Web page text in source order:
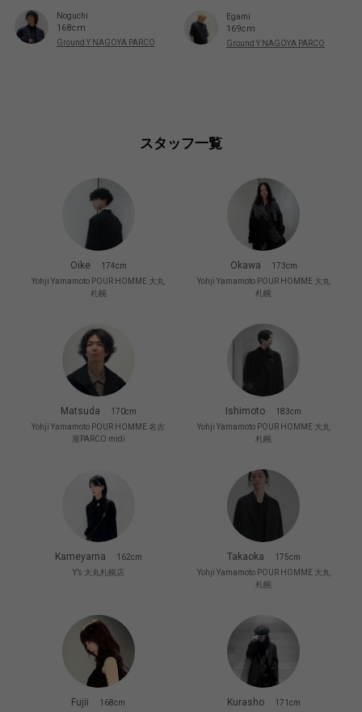
Noguchi
168cm
Ground Y NAGOYA PARCO
Egami
169cm
Ground Y NAGOYA PARCO
スタッフ一覧
Oike
174cm
Yohji Yamamoto POUR HOMME 大丸
札幌
Okawa
173cm
Yohji Yamamoto POUR HOMME 大丸
札幌
Matsuda
170cm
Yohji Yamamoto POUR HOMME 名古
屋PARCO midi
Ishimoto
183cm
Yohji Yamamoto POUR HOMME 大丸
札幌
Kameyama
162cm
Y’s 大丸札幌店
Takaoka
175cm
Yohji Yamamoto POUR HOMME 大丸
札幌
Fujii
168cm
Kurasho
171cm